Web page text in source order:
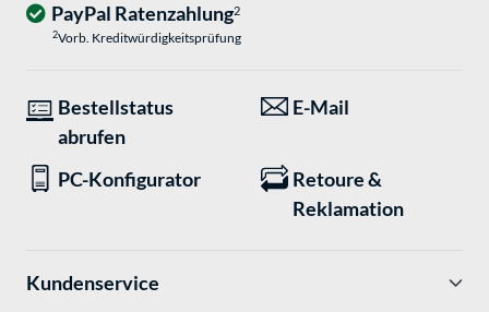
PayPal Ratenzahlung2
2Vorb. Kreditwürdigkeitsprüfung
Bestellstatus
abrufen
E-Mail
PC-Konfigurator
Retoure &
Reklamation
Kundenservice